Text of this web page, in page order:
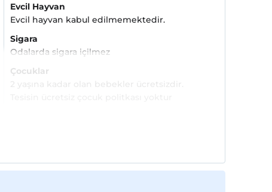
Evcil Hayvan
Evcil hayvan kabul edilmemektedir.
Sigara
Odalarda sigara içilmez
Çocuklar
2 yaşına kadar olan bebekler ücretsizdir.